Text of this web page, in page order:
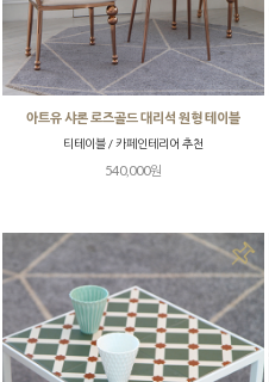
아트유 샤론 로즈골드 대리석 원형 테이블
티테이블 / 카페인테리어 추천
540,000원